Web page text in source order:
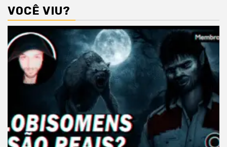
VOCÊ VIU?